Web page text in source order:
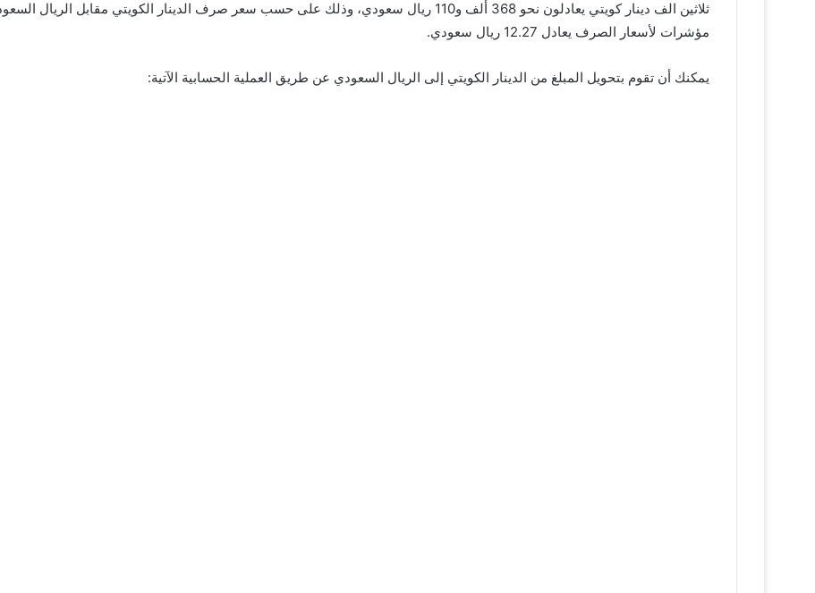
ثلاثين الف دينار كويتي يعادلون نحو 368 ألف و110 ريال سعودي، وذلك على حسب سعر صرف الدينار الكويتي
مؤشرات لأسعار الصرف يعادل 12.27 ريال سعودي.
يمكنك أن تقوم بتحويل المبلغ من الدينار الكويتي إلى الريال السعودي عن طريق العملية الحسابية الآتية: